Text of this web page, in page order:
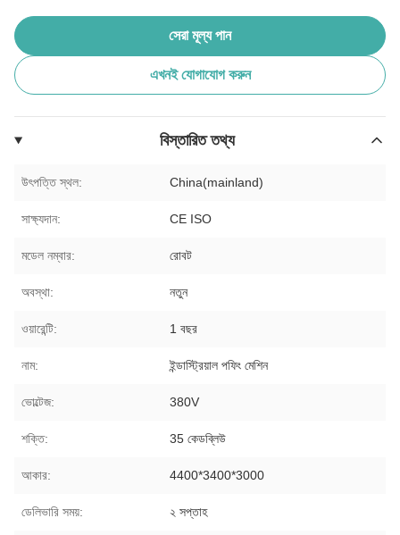
সেরা মূল্য পান
এখনই যোগাযোগ করুন
বিস্তারিত তথ্য
উৎপত্তি স্থল: China(mainland)
সাক্ষ্যদান: CE ISO
মডেল নম্বার: রোবট
অবস্থা: নতুন
ওয়ারেন্টি: 1 বছর
নাম: ইন্ডাস্ট্রিয়াল পফিং মেশিন
ভোল্টেজ: 380V
শক্তি: 35 কেডব্লিউ
আকার: 4400*3400*3000
ডেলিভারি সময়: ২ সপ্তাহ